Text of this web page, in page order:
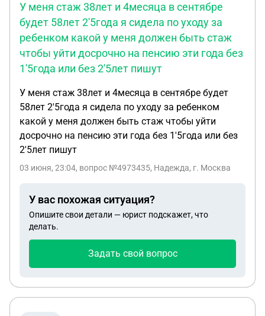
У меня стаж 38лет и 4месяца в сентябре
будет 58лет 2'5года я сидела по уходу за
ребенком какой у меня должен быть стаж
чтобы уйти досрочно на пенсию эти года без
1'5года или без 2'5лет пишут
У меня стаж 38лет и 4месяца в сентябре будет
58лет 2'5года я сидела по уходу за ребенком
какой у меня должен быть стаж чтобы уйти
досрочно на пенсию эти года без 1'5года или без
2'5лет пишут
03 июня, 23:04, вопрос №4973435, Надежда, г. Москва
У вас похожая ситуация?
Опишите свои детали — юрист подскажет, что
делать.
Задать свой вопрос